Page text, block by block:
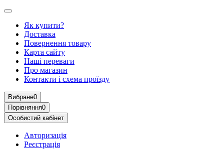
Як купити?
Доставка
Повернення товару
Карта сайту
Наші переваги
Про магазин
Контакти і схема проїзду
Вибране0
Порівняння0
Особистий кабінет
Авторизація
Реєстрація